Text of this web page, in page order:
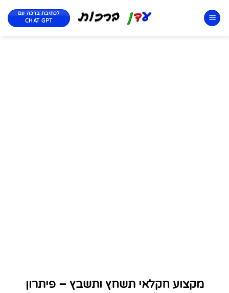
לכתיבת ברכה עם
CHAT GPT
מקצוע חקלאי תשחץ ותשבץ – פיתרון